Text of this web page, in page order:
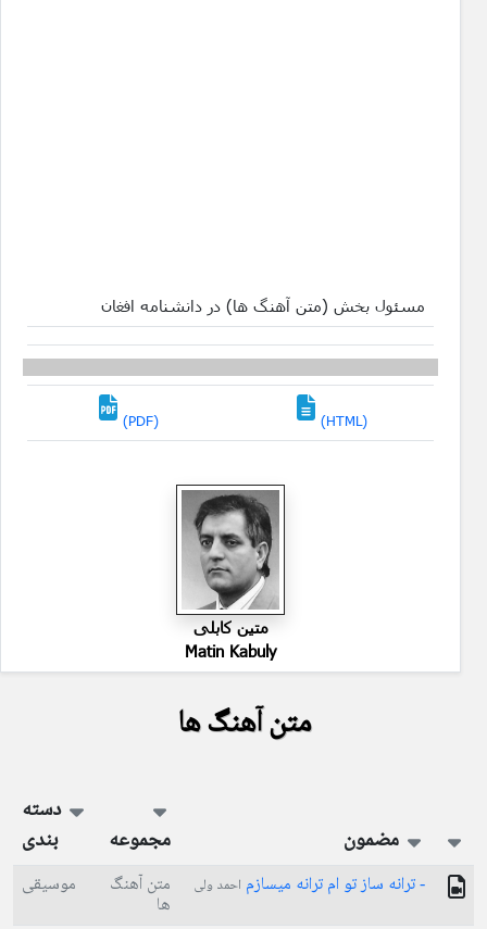
مسئول بخش (متن آهنگ ها) در دانشنامه افغان
(PDF) (HTML)
متین کابلی
Matin Kabuly
متن آهنگ ها
مضمون مجموعه
دسته
بندی
- ترانه ساز تو ام ترانه میسازم احمد ولی متن آهنگ
ها
موسیقی